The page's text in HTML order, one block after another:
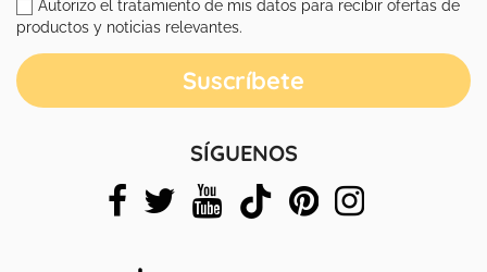
productos y noticias relevantes.
SÍGUENOS